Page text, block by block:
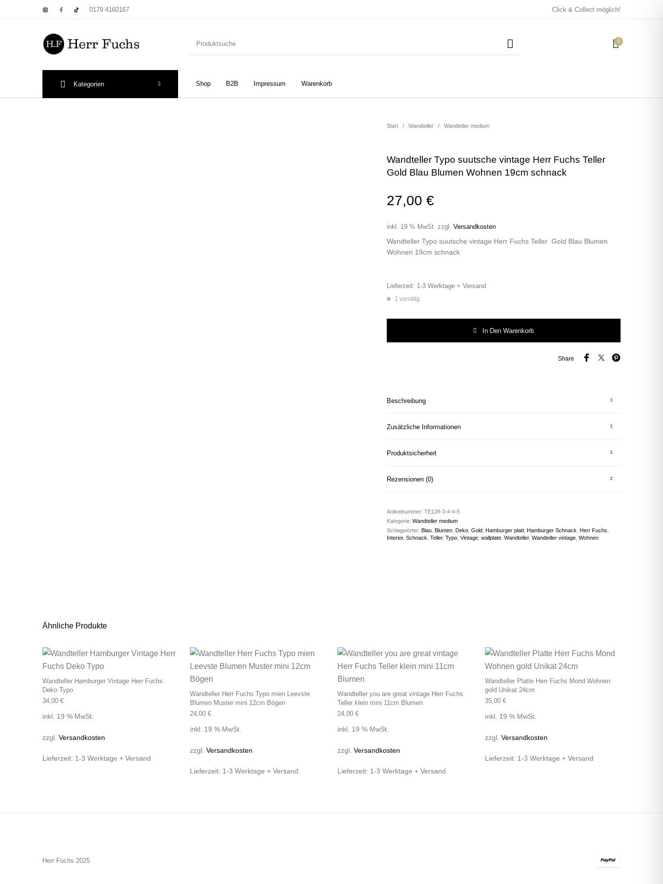
0179 4160167 Click & Collect möglich!
0
Shop B2B Impressum Warenkorb
Kategorien
Taschen/Turnbeutel Tassen
Start / Wandteller / Wandteller medium
Wandteller Typo suutsche vintage Herr Fuchs Teller
Gold Blau Blumen Wohnen 19cm schnack
27,00 €
inkl. 19 % MwSt. zzgl. Versandkosten
Wandteller Typo suutsche vintage Herr Fuchs Teller Gold Blau Blumen
Wohnen 19cm schnack
Lieferzeit: 1-3 Werktage + Versand
1 vorrätig
In Den Warenkorb
Share
Beschreibung
Zusätzliche Informationen
Produktsicherheit
Rezensionen (0)
Artikelnummer: TE128-3-4-4-5
Kategorie: Wandteller medium
Schlagwörter: Blau, Blumen, Deko, Gold, Hamburger platt, Hamburger Schnack Herr Fuchs
Interior, Schnack Teller, Typo, Vintage, wallplate, Wandteller, Wandteller vintage, Wohnen
Ähnliche Produkte
Wandteller Hamburger Vintage Herr Fuchs
Deko Typo
34,00 €
inkl. 19 % MwSt.
zzgl. Versandkosten
Lieferzeit: 1-3 Werktage + Versand
Wandteller Herr Fuchs Typo mien Leevste
Blumen Muster mini 12cm Bögen
24,00 €
inkl. 19 % MwSt.
zzgl. Versandkosten
Lieferzeit: 1-3 Werktage + Versand
Wandteller you are great vintage Herr Fuchs
Teller klein mini 11cm Blumen
24,00 €
inkl. 19 % MwSt.
zzgl. Versandkosten
Lieferzeit: 1-3 Werktage + Versand
Wandteller Platte Herr Fuchs Mond Wohnen
gold Unikat 24cm
35,00 €
inkl. 19 % MwSt.
zzgl. Versandkosten
Lieferzeit: 1-3 Werktage + Versand
Herr Fuchs 2025